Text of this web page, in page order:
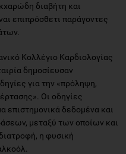
διαβήτη και
επιπρόσθετι παράγοντες
Κολλέγιο Καρδιολογίας
δημοσίευσαν
για την «πρόληψη,
Οι οδηγίες
επιστημονικά δεδομένα και
μεταξύ των οποίων και
η φυσική